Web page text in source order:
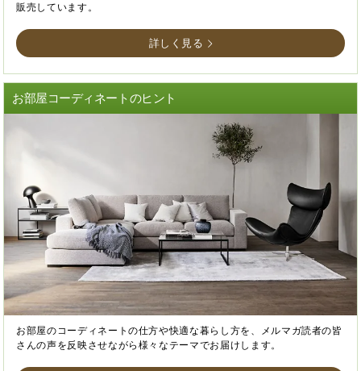
販売しています。
詳しく見る
お部屋コーディネートのヒント
お部屋のコーディネートの仕方や快適な暮らし方を、メルマガ読者の皆
さんの声を反映させながら様々なテーマでお届けします。